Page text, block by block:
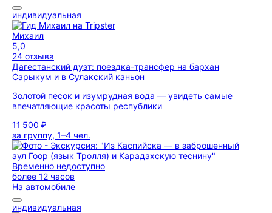
индивидуальная
Михаил
5,0
24 отзыва
Дагестанский дуэт: поездка-трансфер на бархан
Сарыкум и в Сулакский каньон
Золотой песок и изумрудная вода — увидеть самые
впечатляющие красоты республики
11 500 ₽
за группу, 1–4 чел.
Временно недоступно
более 12 часов
На автомобиле
индивидуальная